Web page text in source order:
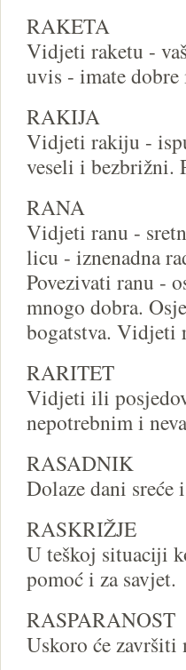
RAKETA
Vidjeti raketu -
uvis - imate
RAKIJA
Vidjeti rakiju -
veseli i
RANA
Vidjeti ranu -
licu - iznenadna
Povezivati ranu -
mnogo dobra.
bogatstva. Vidjeti
RARITET
Vidjeti ili
nepotrebnim i
RASADNIK
Dolaze dani
RASKRIŽJE
U teškoj situaciji
pomoć i za savjet.
RASPARANOST
Uskoro će završiti